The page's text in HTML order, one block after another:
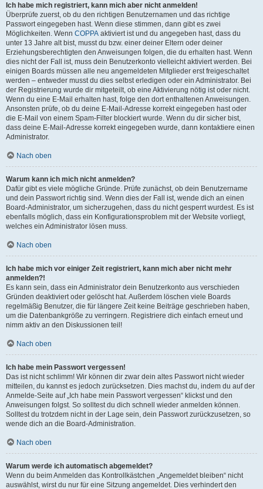
Ich habe mich registriert, kann mich aber nicht anmelden!
Überprüfe zuerst, ob du den richtigen Benutzernamen und das richtige
Passwort eingegeben hast. Wenn diese stimmen, dann gibt es zwei
Möglichkeiten. Wenn COPPA aktiviert ist und du angegeben hast, dass du
unter 13 Jahre alt bist, musst du bzw. einer deiner Eltern oder deiner
Erziehungsberechtigten den Anweisungen folgen, die du erhalten hast. Wenn
dies nicht der Fall ist, muss dein Benutzerkonto vielleicht aktiviert werden. Bei
einigen Boards müssen alle neu angemeldeten Mitglieder erst freigeschaltet
werden – entweder musst du dies selbst erledigen oder ein Administrator. Bei
der Registrierung wurde dir mitgeteilt, ob eine Aktivierung nötig ist oder nicht.
Wenn du eine E-Mail erhalten hast, folge den dort enthaltenen Anweisungen.
Ansonsten prüfe, ob du deine E-Mail-Adresse korrekt eingegeben hast oder
die E-Mail von einem Spam-Filter blockiert wurde. Wenn du dir sicher bist,
dass deine E-Mail-Adresse korrekt eingegeben wurde, dann kontaktiere einen
Administrator.
Nach oben
Warum kann ich mich nicht anmelden?
Dafür gibt es viele mögliche Gründe. Prüfe zunächst, ob dein Benutzername
und dein Passwort richtig sind. Wenn dies der Fall ist, wende dich an einen
Board-Administrator, um sicherzugehen, dass du nicht gesperrt wurdest. Es ist
ebenfalls möglich, dass ein Konfigurationsproblem mit der Website vorliegt,
welches ein Administrator lösen muss.
Nach oben
Ich habe mich vor einiger Zeit registriert, kann mich aber nicht mehr
anmelden?!
Es kann sein, dass ein Administrator dein Benutzerkonto aus verschieden
Gründen deaktiviert oder gelöscht hat. Außerdem löschen viele Boards
regelmäßig Benutzer, die für längere Zeit keine Beiträge geschrieben haben,
um die Datenbankgröße zu verringern. Registriere dich einfach erneut und
nimm aktiv an den Diskussionen teil!
Nach oben
Ich habe mein Passwort vergessen!
Das ist nicht schlimm! Wir können dir zwar dein altes Passwort nicht wieder
mitteilen, du kannst es jedoch zurücksetzen. Dies machst du, indem du auf der
Anmelde-Seite auf „Ich habe mein Passwort vergessen“ klickst und den
Anweisungen folgst. So solltest du dich schnell wieder anmelden können.
Solltest du trotzdem nicht in der Lage sein, dein Passwort zurückzusetzen, so
wende dich an die Board-Administration.
Nach oben
Warum werde ich automatisch abgemeldet?
Wenn du beim Anmelden das Kontrollkästchen „Angemeldet bleiben“ nicht
auswählst, wirst du nur für eine Sitzung angemeldet. Dies verhindert den